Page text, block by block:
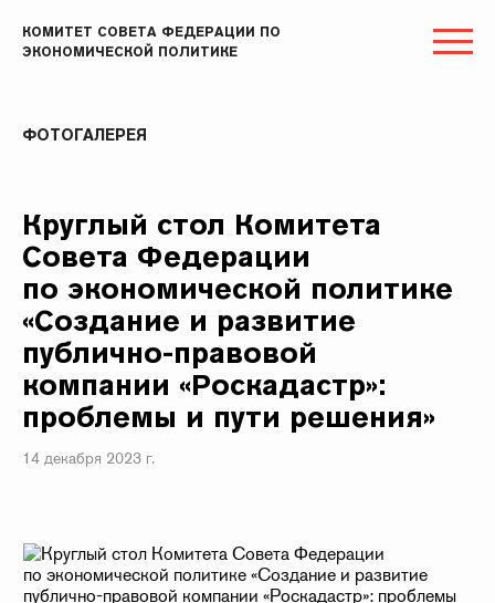
КОМИТЕТ СОВЕТА ФЕДЕРАЦИИ ПО
ЭКОНОМИЧЕСКОЙ ПОЛИТИКЕ
ФОТОГАЛЕРЕЯ
Круглый стол Комитета
Совета Федерации
по экономической политике
«Создание и развитие
публично-правовой
компании «Роскадастр»:
проблемы и пути решения»
14 декабря 2023 г.